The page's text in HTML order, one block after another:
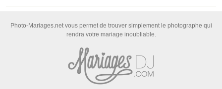
Photo-Mariages.net vous permet de trouver simplement le photographe qui
rendra votre mariage inoubliable.